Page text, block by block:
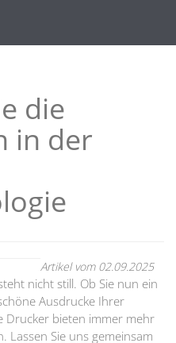
die
in der
Artikel vom 02.09.2025
nicht still. Ob Sie nun ein
Ausdrucke Ihrer
Drucker bieten immer mehr
Lassen Sie uns gemeinsam